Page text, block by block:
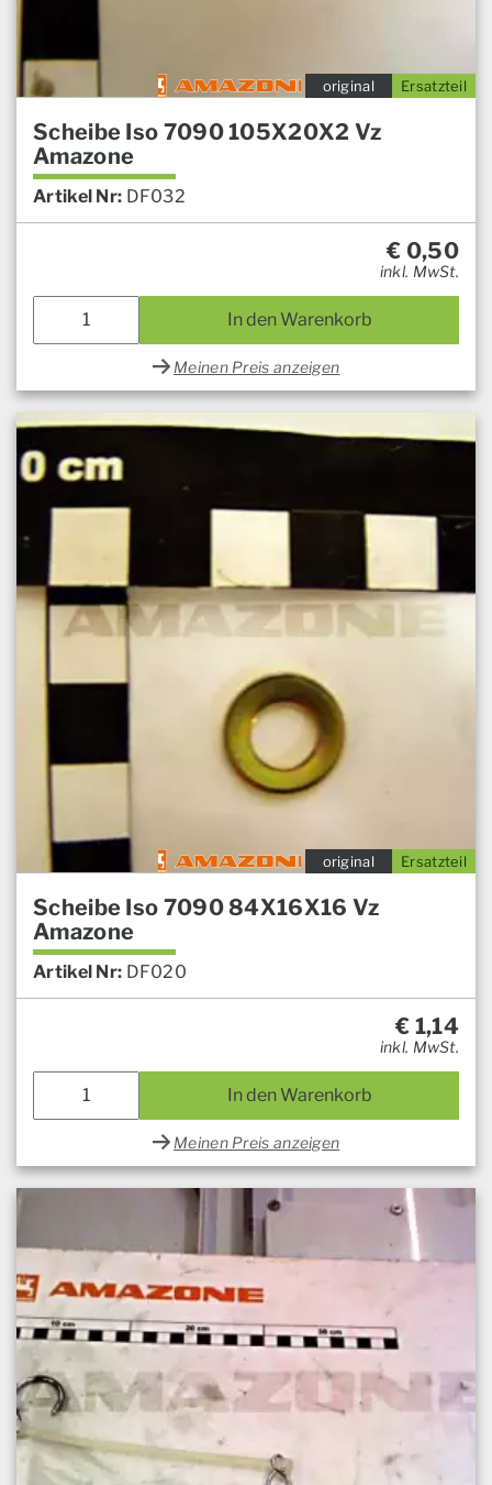
Ersatzteil
original
Scheibe Iso 7090 105X20X2 Vz
Amazone
Artikel Nr: DF032
€ 0,50
inkl. MwSt.
In den Warenkorb
Meinen Preis anzeigen
Ersatzteil
original
Scheibe Iso 7090 84X16X16 Vz
Amazone
Artikel Nr: DF020
€ 1,14
inkl. MwSt.
In den Warenkorb
Meinen Preis anzeigen